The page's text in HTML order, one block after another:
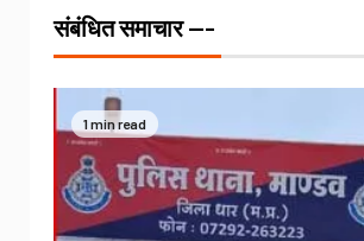
संबंधित समाचार ---
1 min read